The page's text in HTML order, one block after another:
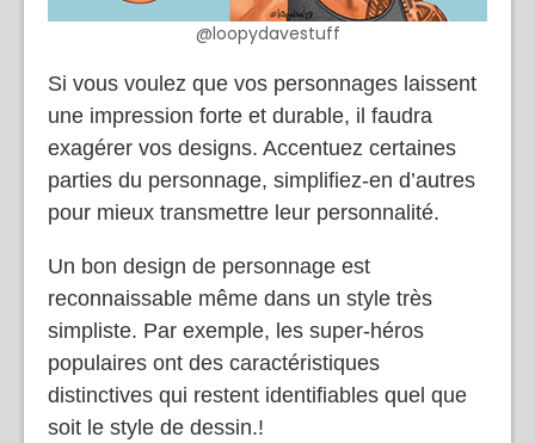
@loopydavestuff
Si vous voulez que vos personnages laissent
une impression forte et durable, il faudra
exagérer vos designs. Accentuez certaines
parties du personnage, simplifiez-en d’autres
pour mieux transmettre leur personnalité.
Un bon design de personnage est
reconnaissable même dans un style très
simpliste. Par exemple, les super-héros
populaires ont des caractéristiques
distinctives qui restent identifiables quel que
soit le style de dessin.!